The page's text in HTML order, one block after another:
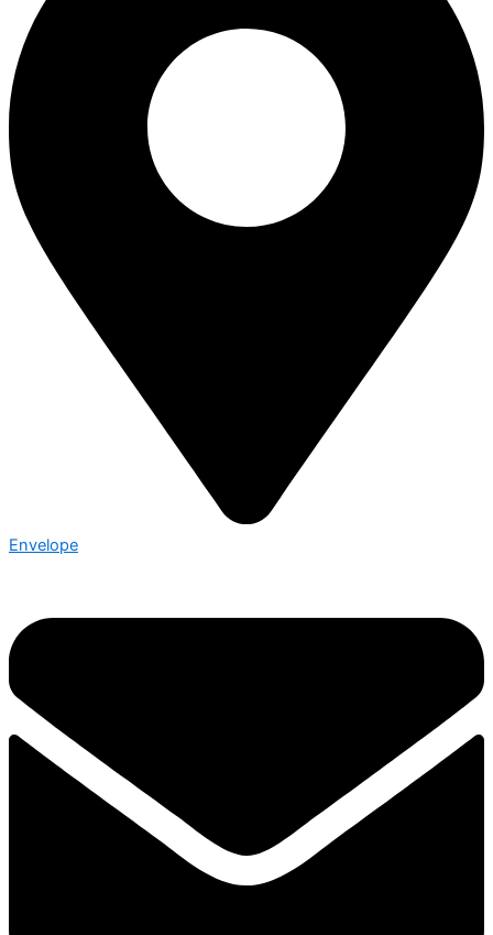
Envelope